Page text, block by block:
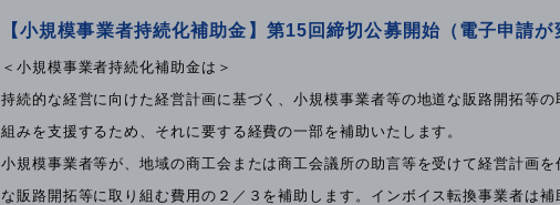
【小規模事業者持続化補助金】第15回締切公募開始（電子申請が
＜小規模事業者持続化補助金は＞
持続的な経営に向けた経営計画に基づく、小規模事業者等の地道な販路開拓等
組みを支援するため、それに要する経費の一部を補助いたします。
小規模事業者等が、地域の商工会または商工会議所の助言等を受けて経営計画
な販路開拓等に取り組む費用の２／３を補助します。インボイス転換事業者は補